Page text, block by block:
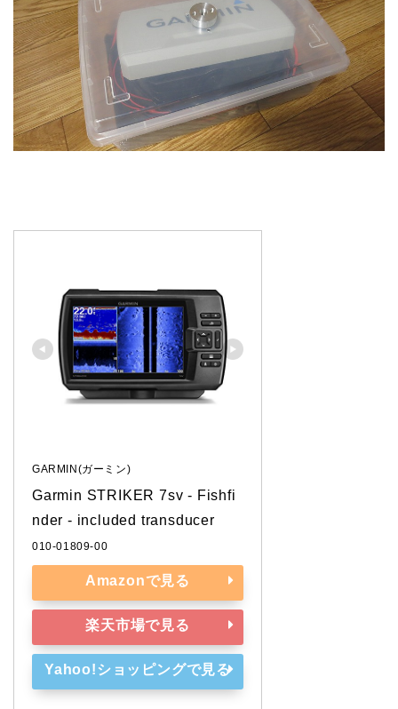
GARMIN(ガーミン)
Garmin STRIKER 7sv - Fishfi
nder - included transducer
010-01809-00
Amazonで見る
楽天市場で見る
Yahoo!ショッピングで見る